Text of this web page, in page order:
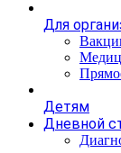
Для
Детям
Дневной